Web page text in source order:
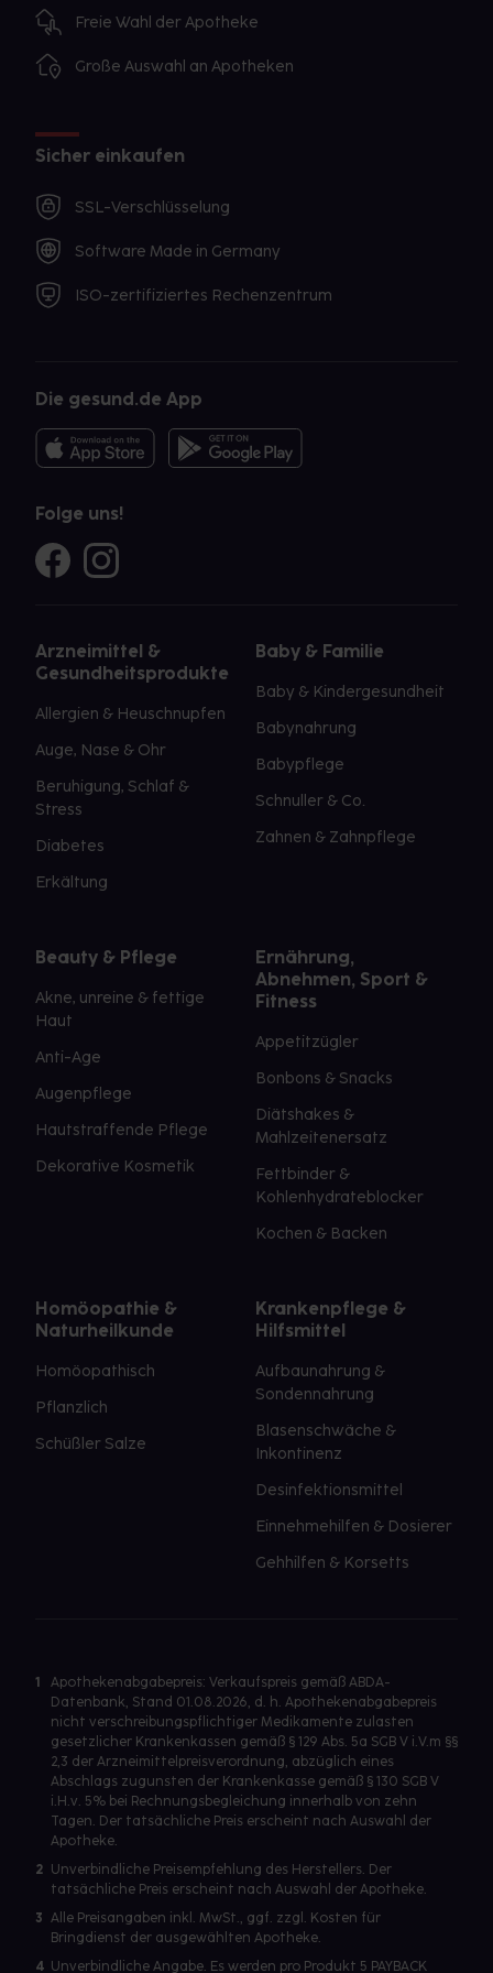
Freie Wahl der Apotheke
Große Auswahl an Apotheken
Sicher einkaufen
SSL-Verschlüsselung
Software Made in Germany
ISO-zertifiziertes Rechenzentrum
Die gesund.de App
Folge uns!
Arzneimittel &
Gesundheitsprodukte
Allergien & Heuschnupfen
Auge, Nase & Ohr
Beruhigung, Schlaf &
Stress
Diabetes
Erkältung
Baby & Familie
Baby & Kindergesundheit
Babynahrung
Babypflege
Schnuller & Co.
Zahnen & Zahnpflege
Beauty & Pflege
Akne, unreine & fettige
Haut
Anti-Age
Augenpflege
Hautstraffende Pflege
Dekorative Kosmetik
Ernährung,
Abnehmen, Sport &
Fitness
Appetitzügler
Bonbons & Snacks
Diätshakes &
Mahlzeitenersatz
Fettbinder &
Kohlenhydrateblocker
Kochen & Backen
Homöopathie &
Naturheilkunde
Homöopathisch
Pflanzlich
Schüßler Salze
Krankenpflege &
Hilfsmittel
Aufbaunahrung &
Sondennahrung
Blasenschwäche &
Inkontinenz
Desinfektionsmittel
Einnehmehilfen & Dosierer
Gehhilfen & Korsetts
1
Apothekenabgabepreis: Verkaufspreis gemäß ABDA-
Datenbank, Stand 01.08.2026, d. h. Apothekenabgabepreis
nicht verschreibungspflichtiger Medikamente zulasten
gesetzlicher Krankenkassen gemäß § 129 Abs. 5a SGB V i.V.m §§
2,3 der Arzneimittelpreisverordnung, abzüglich eines
Abschlags zugunsten der Krankenkasse gemäß § 130 SGB V
i.H.v. 5% bei Rechnungsbegleichung innerhalb von zehn
Tagen. Der tatsächliche Preis erscheint nach Auswahl der
Apotheke.
2 Unverbindliche Preisempfehlung des Herstellers. Der
tatsächliche Preis erscheint nach Auswahl der Apotheke.
3 Alle Preisangaben inkl. MwSt., ggf. zzgl. Kosten für
Bringdienst der ausgewählten Apotheke.
4 Unverbindliche Angabe. Es werden pro Produkt 5 PAYBACK